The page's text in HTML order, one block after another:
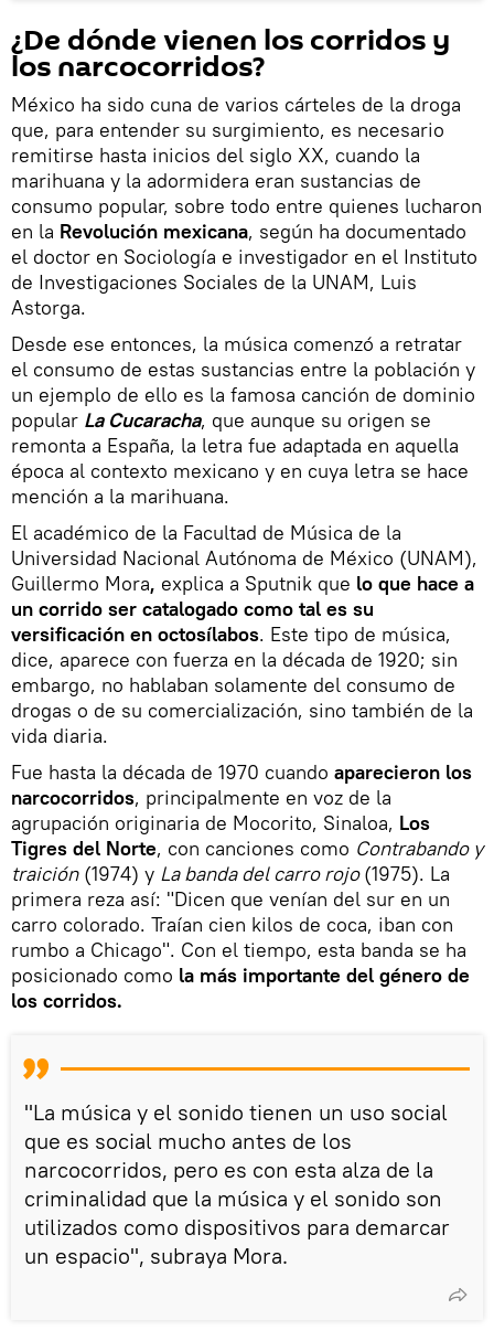
¿De dónde vienen los corridos y
los narcocorridos?
México ha sido cuna de varios cárteles de la droga
que, para entender su surgimiento, es necesario
remitirse hasta inicios del siglo XX, cuando la
marihuana y la adormidera eran sustancias de
consumo popular, sobre todo entre quienes lucharon
en la Revolución mexicana, según ha documentado
el doctor en Sociología e investigador en el Instituto
de Investigaciones Sociales de la UNAM, Luis
Astorga.
Desde ese entonces, la música comenzó a retratar
el consumo de estas sustancias entre la población y
un ejemplo de ello es la famosa canción de dominio
popular La Cucaracha, que aunque su origen se
remonta a España, la letra fue adaptada en aquella
época al contexto mexicano y en cuya letra se hace
mención a la marihuana.
El académico de la Facultad de Música de la
Universidad Nacional Autónoma de México (UNAM),
Guillermo Mora, explica a Sputnik que lo que hace a
un corrido ser catalogado como tal es su
versificación en octosílabos. Este tipo de música,
dice, aparece con fuerza en la década de 1920; sin
embargo, no hablaban solamente del consumo de
drogas o de su comercialización, sino también de la
vida diaria.
Fue hasta la década de 1970 cuando aparecieron los
narcocorridos, principalmente en voz de la
agrupación originaria de Mocorito, Sinaloa, Los
Tigres del Norte, con canciones como Contrabando y
traición(1974) y La banda del carro rojo(1975). La
primera reza así: "Dicen que venían del sur en un
carro colorado. Traían cien kilos de coca, iban con
rumbo a Chicago". Con el tiempo, esta banda se ha
posicionado como la más importante del género de
los corridos.
"La música y el sonido tienen un uso social
que es social mucho antes de los
narcocorridos, pero es con esta alza de la
criminalidad que la música y el sonido son
utilizados como dispositivos para demarcar
un espacio", subraya Mora.